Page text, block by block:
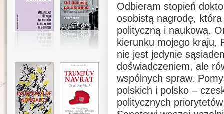
Odbieram stopień
osobistą nagrodę, która
polityczną i naukową.
kierunku mojego kraju,
nie jest jedynie
doświadczeniem, ale
wspólnych spraw.
polskich i polsko –
politycznych